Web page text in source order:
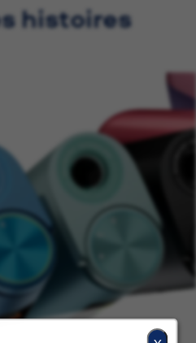
histoires